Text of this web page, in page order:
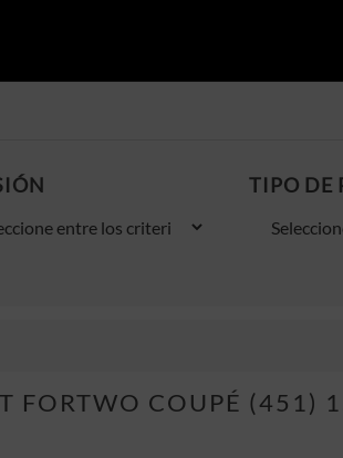
TIPO DE
FORTWO COUPÉ (451)